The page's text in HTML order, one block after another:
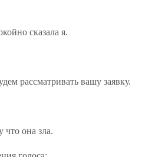
сказала я.
рассматривать вашу заявку.
она зла.